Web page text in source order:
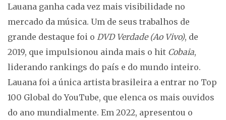
Lauana ganha cada vez mais visibilidade no
mercado da música. Um de seus trabalhos de
grande destaque foi o DVD Verdade (Ao Vivo), de
2019, que impulsionou ainda mais o hit Cobaia,
liderando rankings do país e do mundo inteiro.
Lauana foi a única artista brasileira a entrar no Top
100 Global do YouTube, que elenca os mais ouvidos
do ano mundialmente. Em 2022, apresentou o